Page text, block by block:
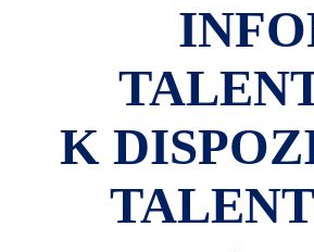
K